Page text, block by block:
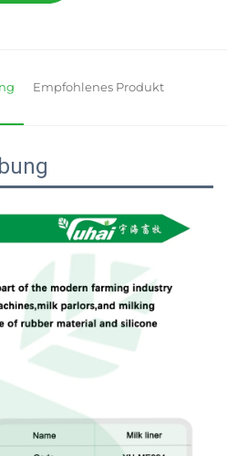
Empfohlenes Produkt